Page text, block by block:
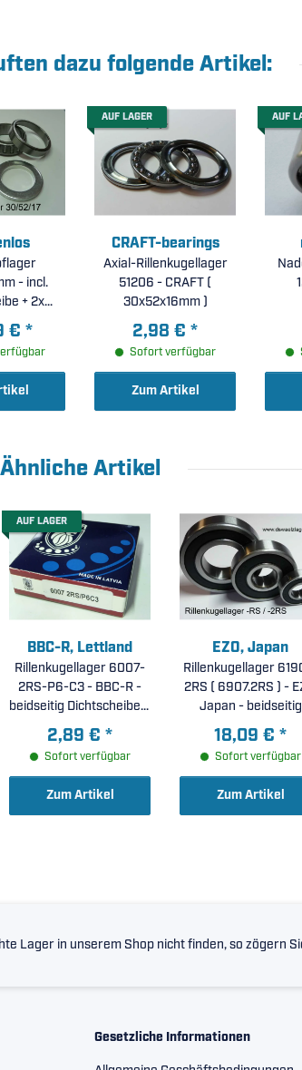
dazu folgende Artikel:
- incl.
+ 2x
€ *
AUF LAGER
CRAFT-bearings
Axial-Rillenkugellager
51206 - CRAFT (
30x52x16mm )
2,98 € *
Sofort verfügbar
Zum Artikel
AUF
Ähnliche Artikel
AUF LAGER
BBC-R, Lettland
Rillenkugellager 6007-
2RS-P6-C3 - BBC-R -
beidseitig Dichtscheiben,
erhöhte
Laufgenauigkeit P6,
erhöhte radiale
Lagerluft C3 (
35x62x14mm )
2,89 € *
Sofort verfügbar
Zum Artikel
EZO, Japan
Rillenkugellager
2RS ( 6907.2RS ) -
Japan - beidseitig
Dichtscheiben (
35x55x10mm )
18,09 € *
Sofort verfügbar
Zum Artikel
Lager in unserem Shop nicht finden, so zögern
Gesetzliche Informationen